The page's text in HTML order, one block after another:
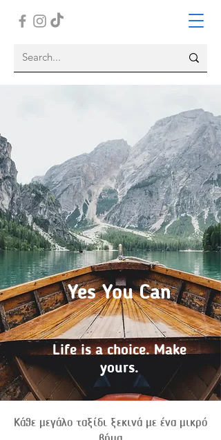
Yes You Can
Life is a choice. Make
yours.
Κάθε μεγάλο ταξίδι ξεκινά με ένα μικρό